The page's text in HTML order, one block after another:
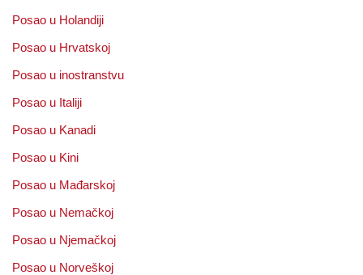
Posao u Holandiji
Posao u Hrvatskoj
Posao u inostranstvu
Posao u Italiji
Posao u Kanadi
Posao u Kini
Posao u Mađarskoj
Posao u Nemačkoj
Posao u Njemačkoj
Posao u Norveškoj